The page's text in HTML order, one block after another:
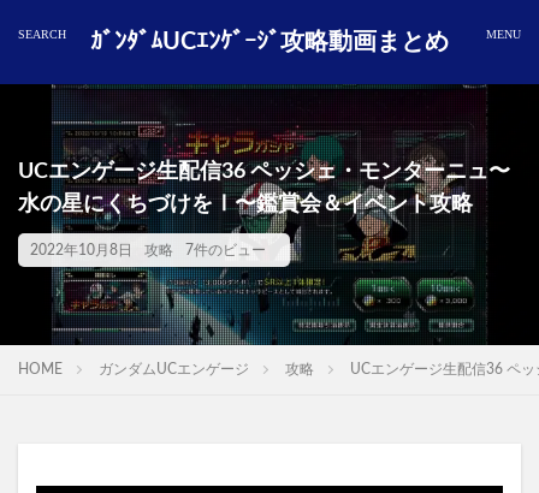
ｶﾞﾝﾀﾞﾑUCｴﾝｹﾞｰｼﾞ攻略動画まとめ
UCエンゲージ生配信36 ペッシェ・モンターニュ〜
水の星にくちづけをⅠ〜鑑賞会＆イベント攻略
2022年10月8日 攻略 7件のビュー
HOME ガンダムUCエンゲージ 攻略 UCエンゲージ生配信36 ペ